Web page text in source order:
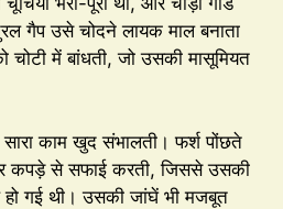
गैप उसे चोदने लायक माल बनाता
चोटी में बांधती, जो उसकी मासूमियत
काम खुद संभालती। फर्श पोंछते
कपड़े से सफाई करती, जिससे उसकी
गई थी। उसकी जांघें भी मजबूत